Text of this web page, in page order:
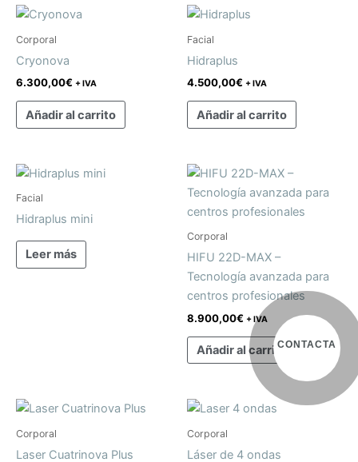
Corporal
Cryonova
6.300,00€ + IVA
Añadir al carrito
Facial
Hidraplus
4.500,00€ + IVA
Añadir al carrito
Facial
Hidraplus mini
Leer más
Corporal
HIFU 22D-MAX –
Tecnología avanzada para
centros profesionales
8.900,00€ + IVA
Añadir al carrito
Corporal
Laser Cuatrinova Plus
Corporal
Láser de 4 ondas
CONTACTA